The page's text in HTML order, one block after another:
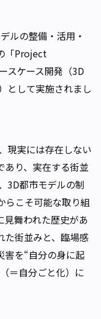
ルの整備・活用・
「Project
スケース開発（3D
として実施されまし
現実には存在しない
あり、実在する街並
3D都市モデルの制
らこそ可能な取り組
見舞われた歴史があ
た街並みと、臨場感
害を“自分の身に起
＝自分ごと化）に